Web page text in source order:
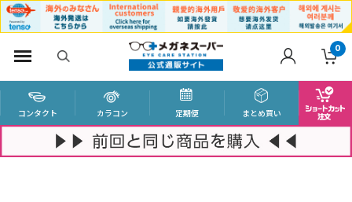
0
コンタクト カラコン 定期便 まとめ買い